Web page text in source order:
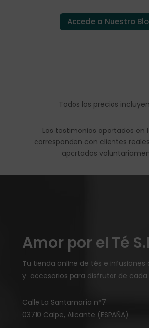
Accede a Nuestro
Todos los precios
Los testimonios aportados en
corresponden con clientes
aportados
Amor por el Té
Tu tienda online de tés e infusiones
y accesorios para disfrutar de cada
Calle La Santamaría n°7
03710 Calpe, Alicante (ESPAÑA)